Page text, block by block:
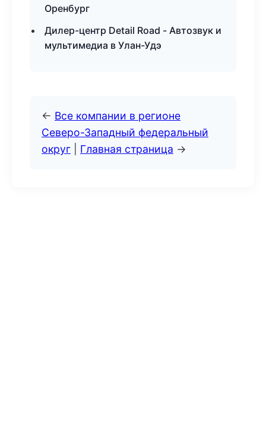
Оренбург
Дилер-центр Detail Road - Автозвук и
мультимедиа в Улан-Удэ
← Все компании в регионе
Северо-Западный федеральный
округ
Главная страница →